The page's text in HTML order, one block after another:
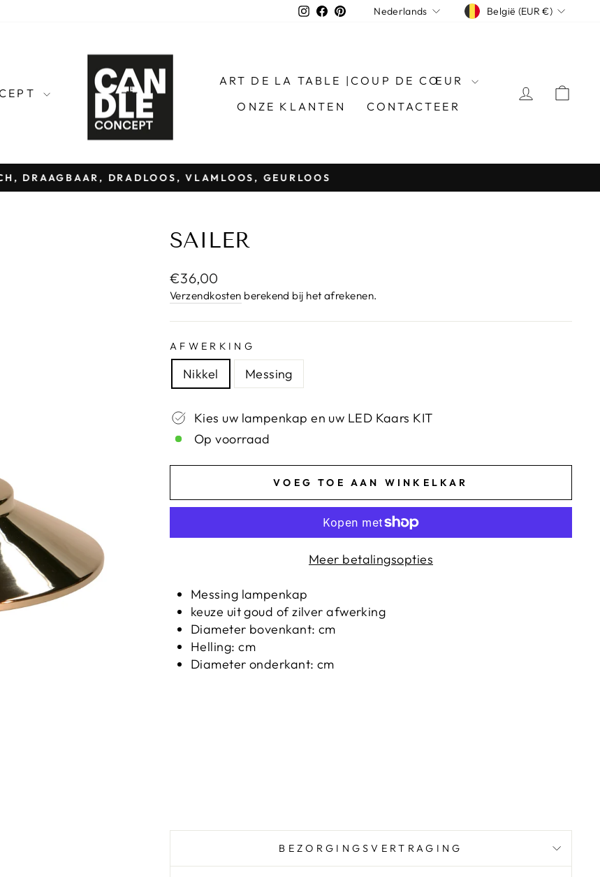
Instagram
Facebook
PinterestTAAL
Nederlands België (EUR €)
ART DE LA TABLE |COUP DE CŒUR
ONZE KLANTEN
CONTACTEER
Pauze
DRAAGBAAR, DRADLOOS, VLAMLOOS, GEURLOOS
SAILER
Normale
prijs
€36,00
Verzendkosten berekend bij het afrekenen.
AFWERKING
Nikkel Messing
Kies uw lampenkap en uw LED Kaars KIT
Op voorraad
VOEG TOE AAN WINKELKAR
Meer betalingsopties
Messing lampenkap
keuze uit goud of zilver afwerking
Diameter bovenkant: cm
Helling: cm
Diameter onderkant: cm
BEZORGINGSVERTRAGING